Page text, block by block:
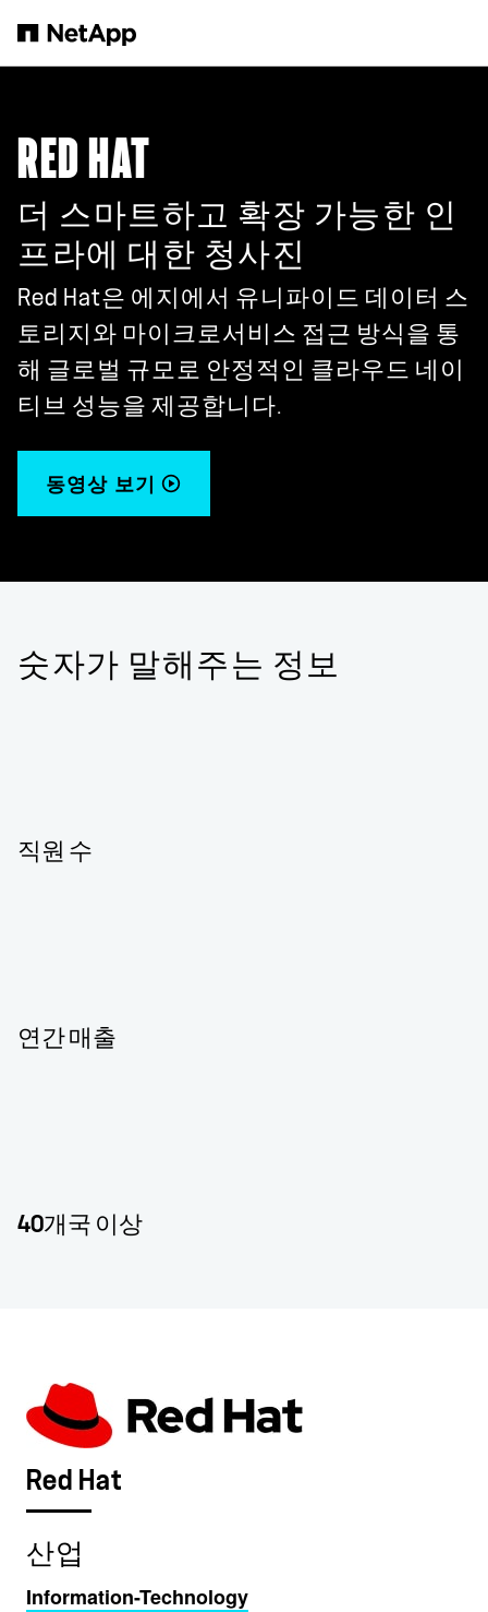
RED HAT
더 스마트하고 확장 가능한 인
프라에 대한 청사진
Red Hat은 에지에서 유니파이드 데이터 스
토리지와 마이크로서비스 접근 방식을 통
해 글로벌 규모로 안정적인 클라우드 네이
티브 성능을 제공합니다.
동영상 보기
숫자가 말해주는 정보
직원 수
연간 매출
40개국 이상
Red Hat
산업
Information-Technology